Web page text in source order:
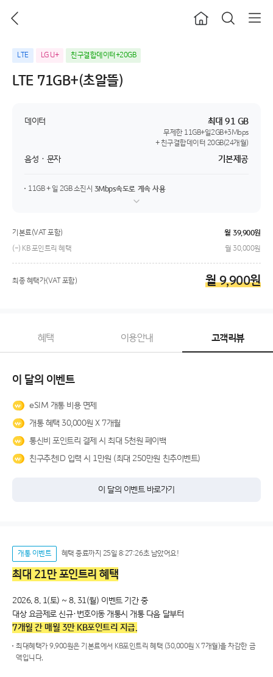
이전 홈으로통합검색
LTE LG U+ 친구결합데이터+20GB
LTE 71GB+(초알뜰)
데이터 최대 91 GB
무제한 11GB+일2GB+3Mbps
+ 친구결합데이터 20GB(24개월)
음성 · 문자 기본제공
11GB + 일 2GB 소진시 3Mbps속도로 계속 사용
기본료(VAT 포함) 월39,900원
(-) KB 포인트리 혜택
월 30,000원
최종 혜택가(VAT 포함) 월9,900원
혜택 이용안내 고객리뷰
이 달의 이벤트
eSIM 개통 비용 면제
개통 혜택 30,000원 X 7개월
통신비 포인트리 결제 시 최대 5천원 페이백
친구추천ID 입력 시 1만원 (최대 250만원 친추이벤트)
이 달의 이벤트 바로가기
개통 이벤트 혜택 종료까지 25일 8:27:26초 남았어요!
최대 21만 포인트리 혜택
2026. 8. 1(토) ~ 8. 31(월) 이벤트 기간 중
대상 요금제로 신규·번호이동 개통시 개통 다음 달부터
7개월 간 매월 3만 KB포인트리 지급.
최대혜택가 9.900원은 기본료에서 KB포인트리 혜택 (30,000원 X 7개월)을 차감한 금
액입니다.